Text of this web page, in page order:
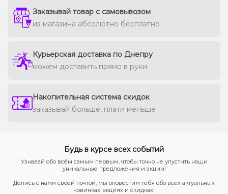
Заказывай товар с самовывозом
из магазина абсолютно бесплатно
Курьерская доставка по Днепру
можем доставить прямо в руки
Накопительная система скидок
заказывай больше, плати меньше
Будь в курсе всех событий
Узнавай обо всём самым первым, чтобы точно не упустить наши
уникальные предложения и акции!
Делись с нами своей почтой, мы оповестим тебя обо всех актуальных
новинках, акциях и скидках!